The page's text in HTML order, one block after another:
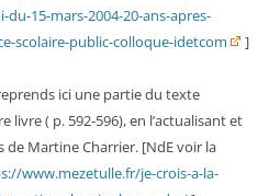
15-mars-2004-20-ans-apres-
scolaire-public-colloque-idetcom
]
ici une partie du texte
livre ( p. 592-596), en l’actualisant et
Martine Charrier. [NdE voir la
www.mezetulle.fr/je-crois-a-la-